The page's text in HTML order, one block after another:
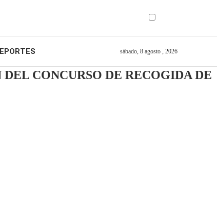
sábado, 8 agosto , 2026
CONCURSO DE RECOGIDA DE